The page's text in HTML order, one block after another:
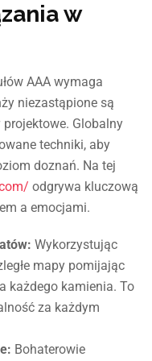
w
AAA wymaga
niezastąpione są
Globalny
techniki, aby
doznań. Na tej
odgrywa kluczową
a emocjami.
Wykorzystując
mapy pomijając
każdego kamienia. To
za każdym
Bohaterowie